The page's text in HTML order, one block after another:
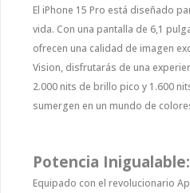
El iPhone 15 Pro está diseñado
vida. Con una pantalla de 6,1
ofrecen una calidad de imagen
Vision, disfrutarás de una
2.000 nits de brillo pico y 1.600
sumergen en un mundo de
Potencia
Equipado con el revolucionario